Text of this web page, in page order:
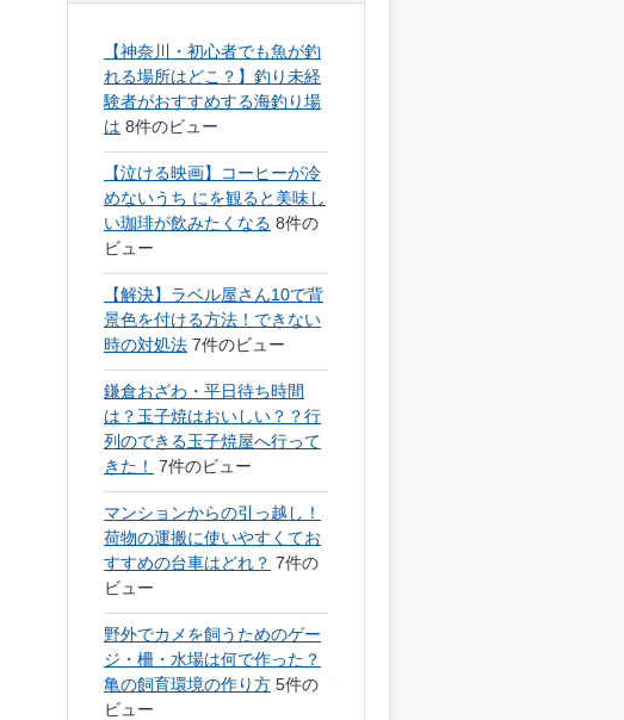
【神奈川・初心者でも魚が釣
れる場所はどこ？】釣り未経
験者がおすすめする海釣り場
は 8件のビュー
【泣ける映画】コーヒーが冷
めないうち にを観ると美味し
い珈琲が飲みたくなる 8件の
ビュー
【解決】ラベル屋さん10で背
景色を付ける方法！できない
時の対処法 7件のビュー
鎌倉おざわ・平日待ち時間
は？玉子焼はおいしい？？行
列のできる玉子焼屋へ行って
きた！
7件のビュー
マンションからの引っ越し！
荷物の運搬に使いやすくてお
すすめの台車はどれ？ 7件の
ビュー
野外でカメを飼うためのゲー
ジ・柵・水場は何で作った？
亀の飼育環境の作り方 5件の
ビュー